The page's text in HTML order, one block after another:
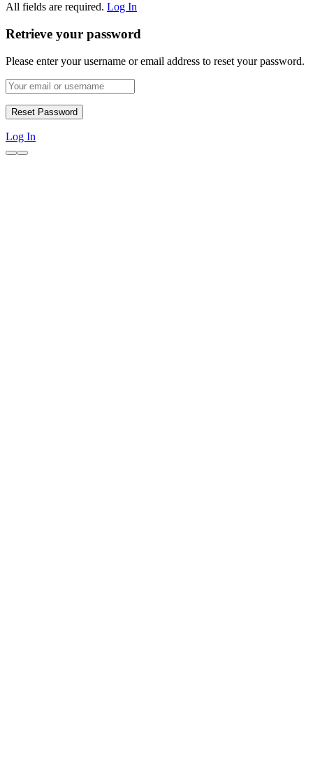
All fields are required. Log In
Retrieve your password
Please enter your username or email address to reset your password.
Log In